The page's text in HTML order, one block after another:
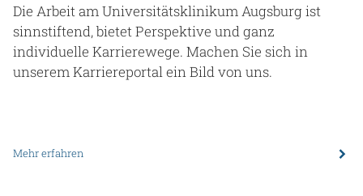
Die Arbeit am Universitätsklinikum Augsburg ist
sinnstiftend, bietet Perspektive und ganz
individuelle Karrierewege. Machen Sie sich in
unserem Karriereportal ein Bild von uns.
Mehr erfahren